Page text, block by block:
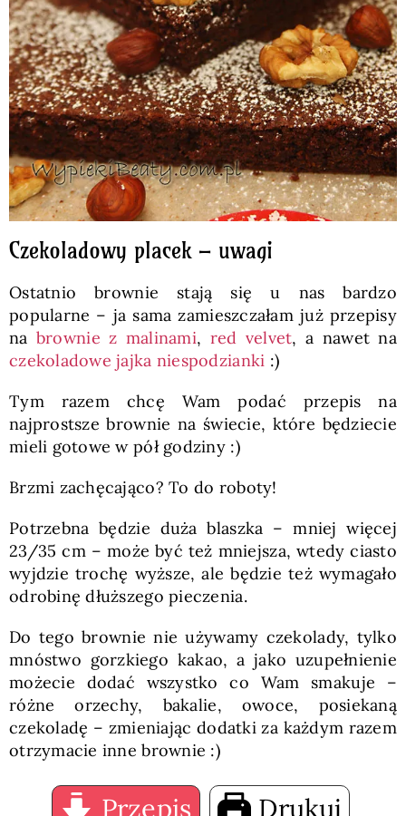
Czekoladowy placek – uwagi
Ostatnio brownie stają się u nas bardzo
popularne – ja sama zamieszczałam już przepisy
na brownie z malinami, red velvet, a nawet na
czekoladowe jajka niespodzianki :)
Tym razem chcę Wam podać przepis na
najprostsze brownie na świecie, które będziecie
mieli gotowe w pół godziny :)
Brzmi zachęcająco? To do roboty!
Potrzebna będzie duża blaszka – mniej więcej
23/35 cm – może być też mniejsza, wtedy ciasto
wyjdzie trochę wyższe, ale będzie też wymagało
odrobinę dłuższego pieczenia.
Do tego brownie nie używamy czekolady, tylko
mnóstwo gorzkiego kakao, a jako uzupełnienie
możecie dodać wszystko co Wam smakuje –
różne orzechy, bakalie, owoce, posiekaną
czekoladę – zmieniając dodatki za każdym razem
otrzymacie inne brownie :)
Przepis Drukuj